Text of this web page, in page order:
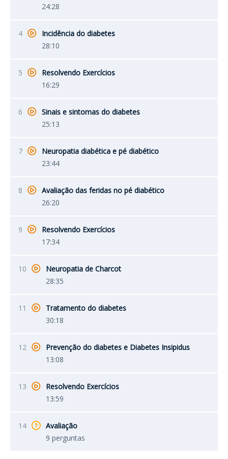
24:28
4
Incidência do diabetes
28:10
5
Resolvendo Exercícios
16:29
6
Sinais e sintomas do diabetes
25:13
7
Neuropatia diabética e pé diabético
23:44
8
Avaliação das feridas no pé diabético
26:20
9
Resolvendo Exercícios
17:34
10
Neuropatia de Charcot
28:35
11
Tratamento do diabetes
30:18
12
Prevenção do diabetes e Diabetes Insipidus
13:08
13
Resolvendo Exercícios
13:59
14
Avaliação
9 perguntas